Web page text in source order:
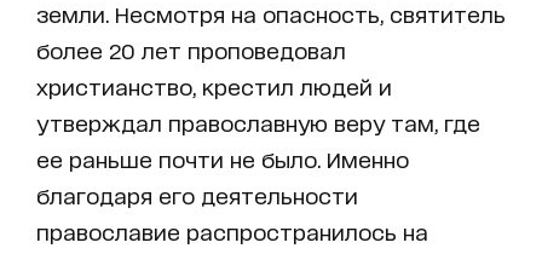
земли. Несмотря на опасность, святитель
более 20 лет проповедовал
христианство, крестил людей и
утверждал православную веру там, где
ее раньше почти не было. Именно
благодаря его деятельности
православие распространилось на